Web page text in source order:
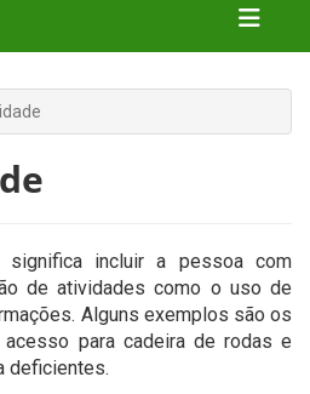
significa incluir a pessoa com
de atividades como o uso de
Alguns exemplos são os
para cadeira de rodas e
deficientes.